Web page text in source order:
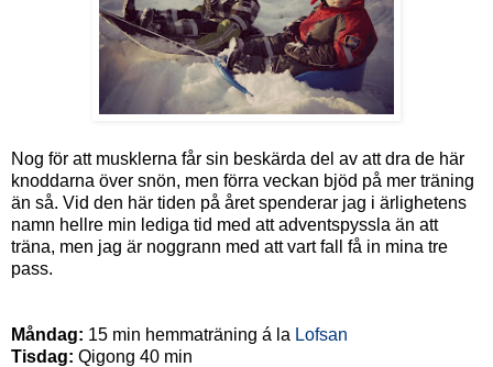
Nog för att musklerna får sin beskärda del av att dra de här
knoddarna över snön, men förra veckan bjöd på mer träning
än så. Vid den här tiden på året spenderar jag i ärlighetens
namn hellre min lediga tid med att adventspyssla än att
träna, men jag är noggrann med att vart fall få in mina tre
pass.
Måndag: 15 min hemmaträning á la Lofsan
Tisdag: Qigong 40 min